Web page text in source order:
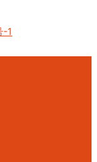
-1